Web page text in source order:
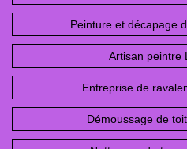
Peinture et décapage
Artisan peintre
Entreprise de
Démoussage de